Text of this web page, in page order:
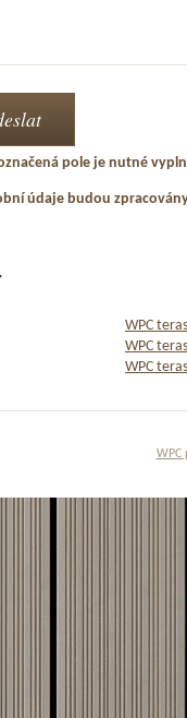
pole je nutné
údaje budou
WPC
WPC
WPC
WPC